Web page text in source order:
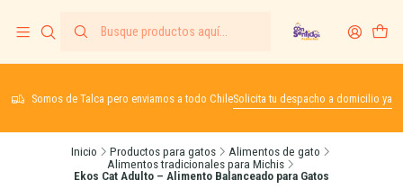
Somos de Talca pero enviamos a todo ChileSolicita tu despacho a domicilio ya
Inicio Productos para gatos
Alimentos de gato
Alimentos tradicionales para Michis
Ekos Cat Adulto – Alimento Balanceado para Gatos